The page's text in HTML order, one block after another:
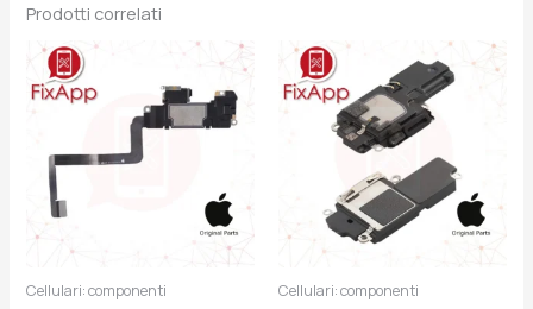
Prodotti correlati
Cellulari: componenti Cellulari: componenti